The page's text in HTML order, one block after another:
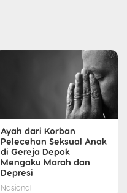
Ayah dari Korban
Pelecehan Seksual Anak
di Gereja Depok
Mengaku Marah dan
Depresi
Nasional